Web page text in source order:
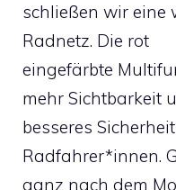
schließen wir eine
Radnetz. Die rot
eingefärbte
mehr Sichtbarkeit
besseres
Radfahrer*innen.
ganz nach dem